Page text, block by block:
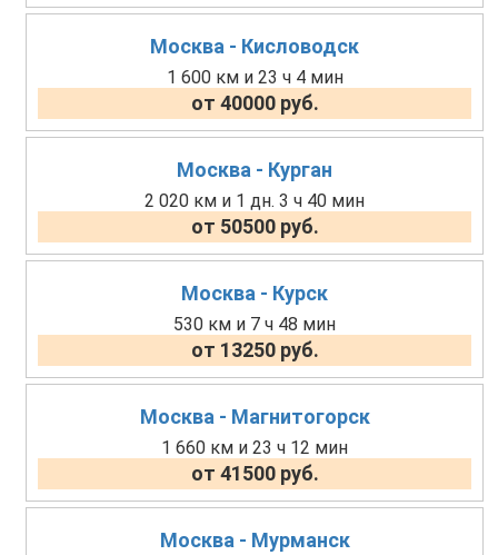
Москва - Кисловодск
1 600 км и 23 ч 4 мин
от 40000 руб.
Москва - Курган
2 020 км и 1 дн. 3 ч 40 мин
от 50500 руб.
Москва - Курск
530 км и 7 ч 48 мин
от 13250 руб.
Москва - Магнитогорск
1 660 км и 23 ч 12 мин
от 41500 руб.
Москва - Мурманск